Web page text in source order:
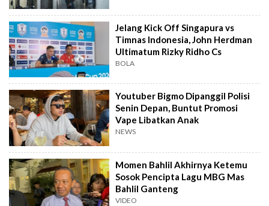
Jelang Kick Off Singapura vs
Timnas Indonesia, John Herdman
Ultimatum Rizky Ridho Cs
BOLA
Youtuber Bigmo Dipanggil Polisi
Senin Depan, Buntut Promosi
Vape Libatkan Anak
NEWS
Momen Bahlil Akhirnya Ketemu
Sosok Pencipta Lagu MBG Mas
Bahlil Ganteng
VIDEO